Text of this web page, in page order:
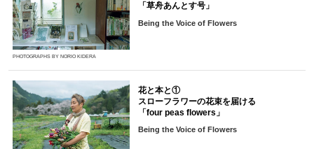
PHOTOGRAPHS BY NORIO KIDERA
「草舟あんとす号」
Being the Voice of Flowers
花と本と①
スローフラワーの花束を届ける
「four peas flowers」
Being the Voice of Flowers